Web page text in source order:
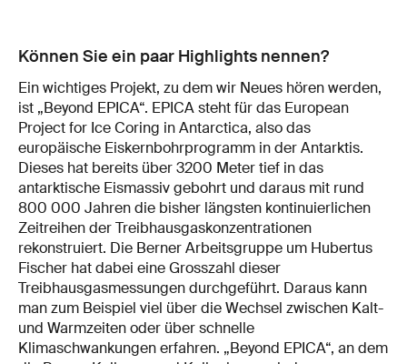
Können Sie ein paar Highlights nennen?
Ein wichtiges Projekt, zu dem wir Neues hören werden,
ist „Beyond EPICA“. EPICA steht für das European
Project for Ice Coring in Antarctica, also das
europäische Eiskernbohrprogramm in der Antarktis.
Dieses hat bereits über 3200 Meter tief in das
antarktische Eismassiv gebohrt und daraus mit rund
800 000 Jahren die bisher längsten kontinuierlichen
Zeitreihen der Treibhausgaskonzentrationen
rekonstruiert. Die Berner Arbeitsgruppe um Hubertus
Fischer hat dabei eine Grosszahl dieser
Treibhausgasmessungen durchgeführt. Daraus kann
man zum Beispiel viel über die Wechsel zwischen Kalt-
und Warmzeiten oder über schnelle
Klimaschwankungen erfahren. „Beyond EPICA“, an dem